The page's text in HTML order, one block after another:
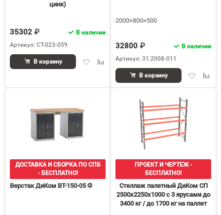
цинк)
35302 ₽
В наличии
Артикул: СТ-023-059
ДобавитьДобавить
сравнению
В корзину
2000×800×500
32800 ₽
В наличии
Артикул: 31.2008-011
Добавить
В корзину
ДОСТАВКА И СБОРКА ПО СПБ
- БЕСПЛАТНО!
Верстак ДиКом ВТ-150-05 Ф
ПРОЕКТ И ЧЕРТЕЖ -
БЕСПЛАТНО!
Стеллаж палетный ДиКом СП
2500х2250х1000 с 3 ярусами до
3400 кг / до 1700 кг на паллет